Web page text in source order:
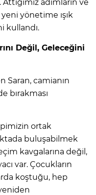
adımların ve
yönetime ışık
kullandı.
Değil, Geleceğini
Saran, camianın
bırakması
ortak
buluşabilmek
kavgalarına değil,
var. Çocukların
koştuğu, hep